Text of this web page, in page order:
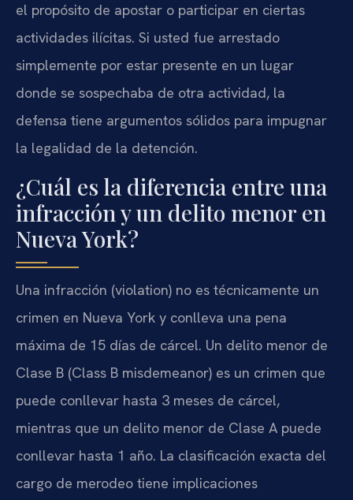
el propósito de apostar o participar en ciertas
actividades ilícitas. Si usted fue arrestado
simplemente por estar presente en un lugar
donde se sospechaba de otra actividad, la
defensa tiene argumentos sólidos para impugnar
la legalidad de la detención.
¿Cuál es la diferencia entre una
infracción y un delito menor en
Nueva York?
Una infracción (violation) no es técnicamente un
crimen en Nueva York y conlleva una pena
máxima de 15 días de cárcel. Un delito menor de
Clase B (Class B misdemeanor) es un crimen que
puede conllevar hasta 3 meses de cárcel,
mientras que un delito menor de Clase A puede
conllevar hasta 1 año. La clasificación exacta del
cargo de merodeo tiene implicaciones